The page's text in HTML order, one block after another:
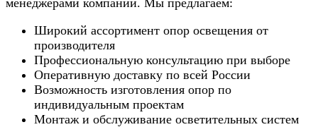
Широкий ассортимент опор освещения от
производителя
Профессиональную консультацию при выборе
Оперативную доставку по всей России
Возможность изготовления опор по
индивидуальным проектам
Монтаж и обслуживание осветительных систем